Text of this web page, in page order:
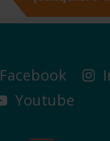
Facebook
Youtube